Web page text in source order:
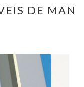
DE MAN